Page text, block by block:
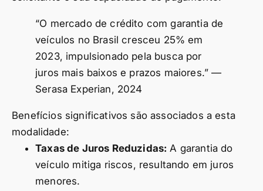
“O mercado de crédito com garantia de
veículos no Brasil cresceu 25% em
2023, impulsionado pela busca por
juros mais baixos e prazos maiores.” —
Serasa Experian, 2024
Benefícios significativos são associados a esta
modalidade:
Taxas de Juros Reduzidas: A garantia do
veículo mitiga riscos, resultando em juros
menores.